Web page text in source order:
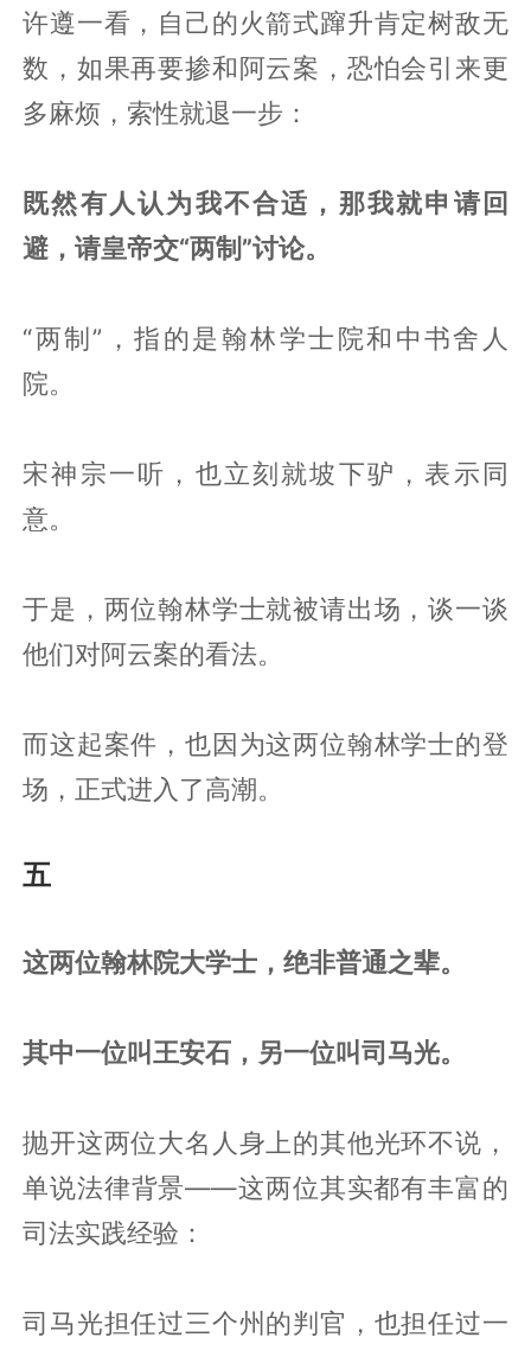
许遵一看，自己的火箭式蹿升肯定树敌无
数，如果再要掺和阿云案，恐怕会引来更
多麻烦，索性就退一步：
既然有人认为我不合适，那我就申请回
避，请皇帝交“两制”讨论。
“两制”，指的是翰林学士院和中书舍人
院。
宋神宗一听，也立刻就坡下驴，表示同
意。
于是，两位翰林学士就被请出场，谈一谈
他们对阿云案的看法。
而这起案件，也因为这两位翰林学士的登
场，正式进入了高潮。
五
这两位翰林院大学士，绝非普通之辈。
其中一位叫王安石，另一位叫司马光。
抛开这两位大名人身上的其他光环不说，
单说法律背景——这两位其实都有丰富的
司法实践经验：
司马光担任过三个州的判官，也担任过一